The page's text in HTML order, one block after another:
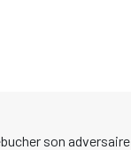
son adversaire